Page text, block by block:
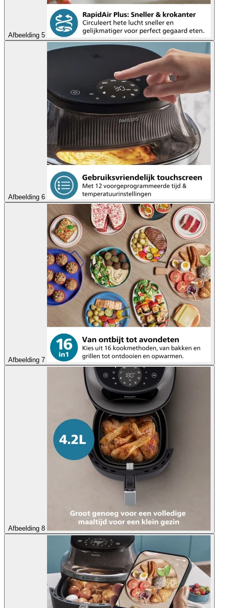
Afbeelding 5
Afbeelding 6
Afbeelding 7
Afbeelding 8